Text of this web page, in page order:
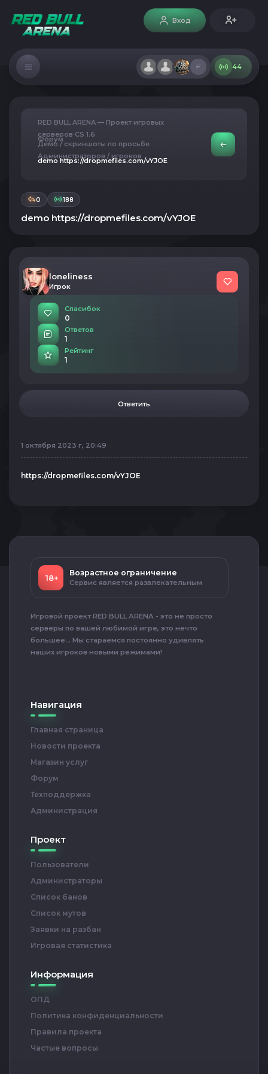
Вход
44
RED BULL ARENA — Проект игровых
серверов CS 1.6
Форум
Демо / скриншоты по просьбе
Администраторов / игроков
demo https://dropmefiles.com/vYJOE
0 188
demo https://dropmefiles.com/vYJOE
loneliness
Игрок
Спасибок
0
Ответов
1
Рейтинг
1
Ответить
1 октября 2023 г, 20:49
https://dropmefiles.com/vYJOE
18+
Возрастное ограничение
Сервис является развлекательным
Игровой проект RED BULL ARENA - это не просто
серверы по вашей любимой игре, это нечто
большее... Мы стараемся постоянно удивлять
наших игроков новыми режимами!
Навигация
Главная страница
Новости проекта
Магазин услуг
Форум
Техподдержка
Администрация
Проект
Пользователи
Администраторы
Список банов
Список мутов
Заявки на разбан
Игровая статистика
Информация
ОПД
Политика конфиденциальности
Правила проекта
Частые вопросы